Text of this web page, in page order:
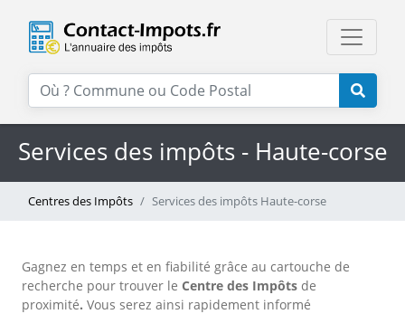
Services des impôts - Haute-corse
Centres des Impôts Services des impôts Haute-corse
Gagnez en temps et en fiabilité grâce au cartouche de
recherche pour trouver le Centre des Impôts de
proximité. Vous serez ainsi rapidement informé